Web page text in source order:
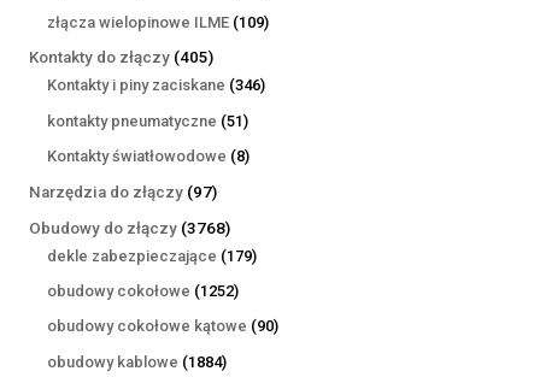
produktów
złącza wielopinowe ILME 109109
Kontakty do złączy 405405
produktów
Kontakty i piny zaciskane 346346
kontakty pneumatyczne 5151
produktów
Kontakty światłowodowe 88
Narzędzia do złączy 9797
produktów
Obudowy do złączy 37683768
produktów
dekle zabezpieczające 179179
obudowy cokołowe 12521252
produkty
obudowy cokołowe kątowe 9090
obudowy kablowe 18841884